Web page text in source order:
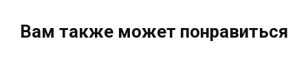
Вам также может понравиться